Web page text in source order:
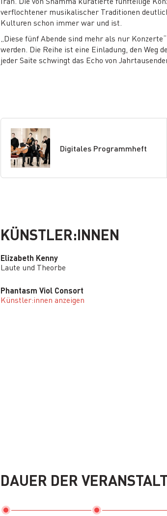
verflochtener musikalischer Traditionen
Kulturen schon immer war und ist.
„Diese fünf Abende sind mehr als nur
werden. Die Reihe ist eine Einladung, den
jeder Saite schwingt das Echo von
Digitales Programmheft
KÜNSTLER:INNEN
Elizabeth Kenny
Laute und Theorbe
Phantasm Viol Consort
Künstler:innen anzeigen
DAUER DER